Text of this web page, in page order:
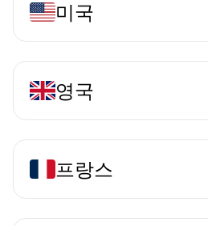
미국
영국
프랑스